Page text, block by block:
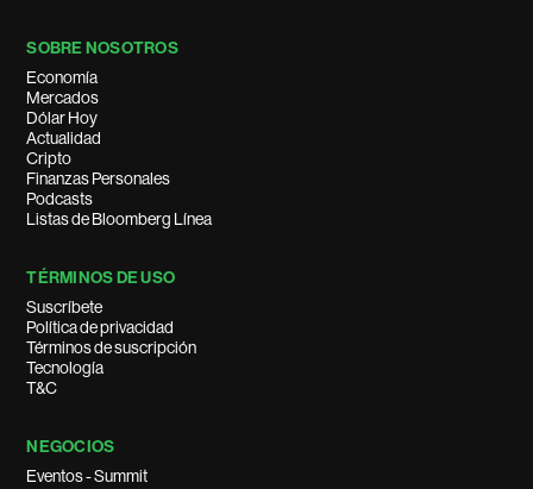
SOBRE NOSOTROS
Economía
Mercados
Dólar Hoy
Actualidad
Cripto
Finanzas Personales
Podcasts
Listas de Bloomberg Línea
TÉRMINOS DE USO
Suscríbete
Política de privacidad
Términos de suscripción
Tecnología
T&C
NEGOCIOS
Eventos - Summit